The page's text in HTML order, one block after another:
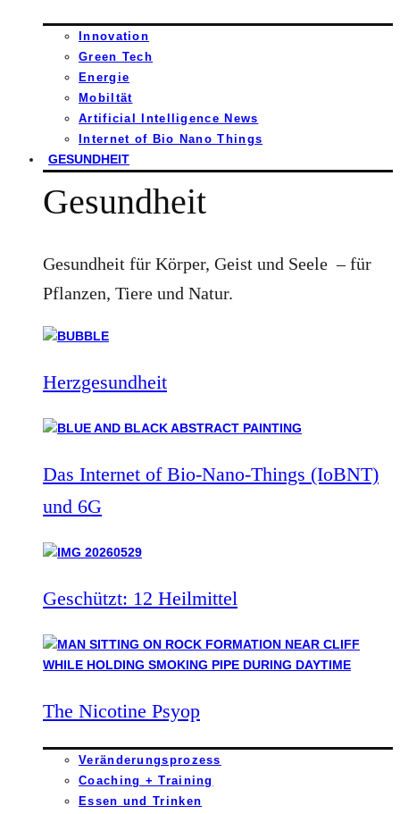
Innovation
Green Tech
Energie
Mobiltät
Artificial Intelligence News
Internet of Bio Nano Things
GESUNDHEIT
Gesundheit
Gesundheit für Körper, Geist und Seele – für
Pflanzen, Tiere und Natur.
Herzgesundheit
Das Internet of Bio-Nano-Things (IoBNT)
und 6G
Geschützt: 12 Heilmittel
The Nicotine Psyop
Veränderungsprozess
Coaching + Training
Essen und Trinken